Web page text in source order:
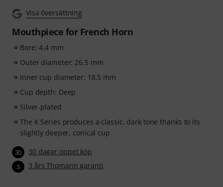
Visa översättning
Mouthpiece for French Horn
Bore: 4.4 mm
Outer diameter: 26.5 mm
Inner cup diameter: 18.5 mm
Cup depth: Deep
Silver-plated
The K Series produces a classic, dark tone thanks to its
slightly deeper, conical cup
30 30 dagar öppet köp
3 3 års Thomann garanti